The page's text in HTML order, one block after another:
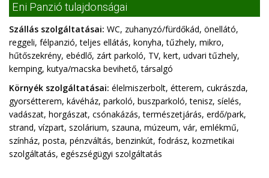
Eni Panzió tulajdonságai
Szállás szolgáltatásai: WC, zuhanyzó/fürdőkád, önellátó,
reggeli, félpanzió, teljes ellátás, konyha, tűzhely, mikro,
hűtőszekrény, ebédlő, zárt parkoló, TV, kert, udvari tűzhely,
kemping, kutya/macska bevihető, társalgó
Környék szolgáltatásai: élelmiszerbolt, étterem, cukrászda,
gyorsétterem, kávéház, parkoló, buszparkoló, tenisz, síelés,
vadászat, horgászat, csónakázás, természetjárás, erdő/park,
strand, vízpart, szolárium, szauna, múzeum, vár, emlékmű,
színház, posta, pénzváltás, benzinkút, fodrász, kozmetikai
szolgáltatás, egészségügyi szolgáltatás